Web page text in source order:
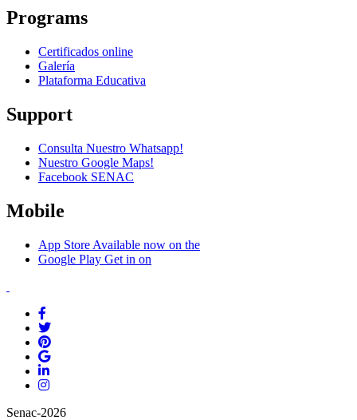
Programs
Certificados online
Galería
Plataforma Educativa
Support
Consulta Nuestro Whatsapp!
Nuestro Google Maps!
Facebook SENAC
Mobile
App Store Available now on the
Google Play Get in on
Senac-2026